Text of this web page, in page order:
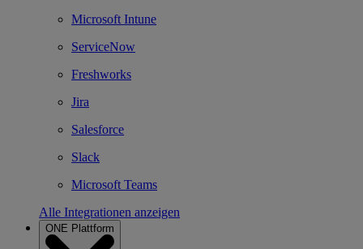
Microsoft Intune
ServiceNow
Freshworks
Jira
Salesforce
Slack
Microsoft Teams
Alle Integrationen anzeigen
ONE Plattform